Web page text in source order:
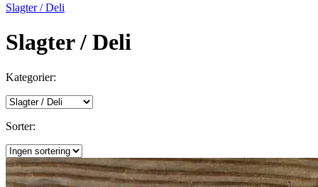
Slagter / Deli
Slagter / Deli
Kategorier:
Sorter: